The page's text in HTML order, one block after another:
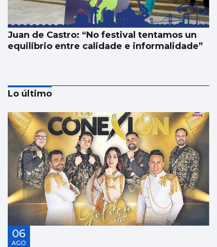
Juan de Castro: “No festival tentamos un
equilibrio entre calidade e informalidade”
SANIDAD
Pacientes de Vigo participan en un estudio
sobre hemodiálisis
Lo último
06
AGO